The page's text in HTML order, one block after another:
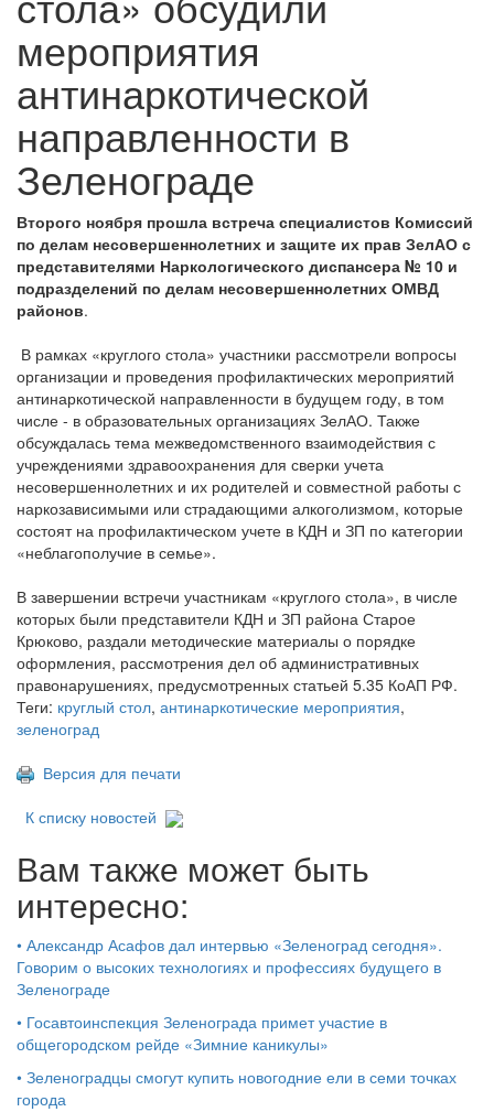
мероприятия
антинаркотической
направленности в
Зеленограде
Второго ноября прошла встреча специалистов Комиссий
по делам несовершеннолетних и защите их прав ЗелАО с
представителями Наркологического диспансера № 10 и
подразделений по делам несовершеннолетних ОМВД
районов.
В рамках «круглого стола» участники рассмотрели вопросы
организации и проведения профилактических мероприятий
антинаркотической направленности в будущем году, в том
числе - в образовательных организациях ЗелАО. Также
обсуждалась тема межведомственного взаимодействия с
учреждениями здравоохранения для сверки учета
несовершеннолетних и их родителей и совместной работы с
наркозависимыми или страдающими алкоголизмом, которые
состоят на профилактическом учете в КДН и ЗП по категории
«неблагополучие в семье».
В завершении встречи участникам «круглого стола», в числе
которых были представители КДН и ЗП района Старое
Крюково, раздали методические материалы о порядке
оформления, рассмотрения дел об административных
правонарушениях, предусмотренных статьей 5.35 КоАП РФ.
Теги: круглый стол, антинаркотические мероприятия,
зеленоград
Версия для печати
К списку новостей
Вам также может быть
интересно:
• Александр Асафов дал интервью «Зеленоград сегодня».
Говорим о высоких технологиях и профессиях будущего в
Зеленограде
• Госавтоинспекция Зеленограда примет участие в
общегородском рейде «Зимние каникулы»
• Зеленоградцы смогут купить новогодние ели в семи точках
города